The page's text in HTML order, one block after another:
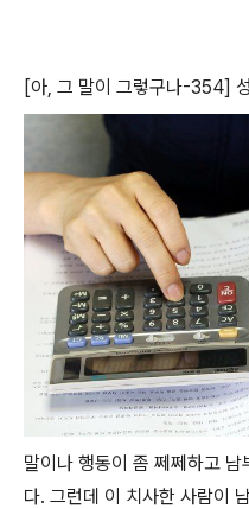
[아, 그 말이 그렇구나-354]
말이나 행동이 좀 쩨쩨하고 남
다. 그런데 이 치사한 사람이